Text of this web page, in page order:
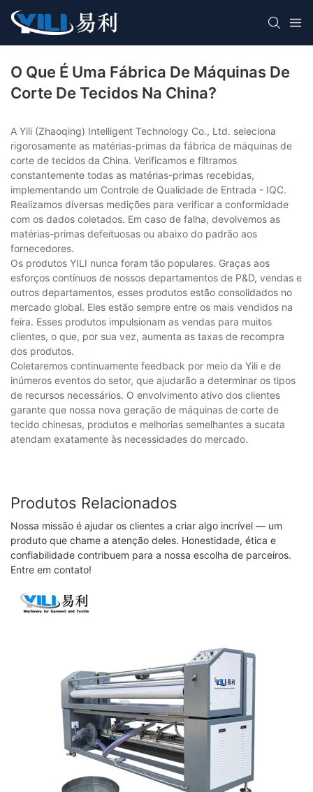
O Que É Uma Fábrica De Máquinas De
Corte De Tecidos Na China?
A Yili (Zhaoqing) Intelligent Technology Co., Ltd. seleciona
rigorosamente as matérias-primas da fábrica de máquinas de
corte de tecidos da China. Verificamos e filtramos
constantemente todas as matérias-primas recebidas,
implementando um Controle de Qualidade de Entrada - IQC.
Realizamos diversas medições para verificar a conformidade
com os dados coletados. Em caso de falha, devolvemos as
matérias-primas defeituosas ou abaixo do padrão aos
fornecedores.
Os produtos YILI nunca foram tão populares. Graças aos
esforços contínuos de nossos departamentos de P&D, vendas e
outros departamentos, esses produtos estão consolidados no
mercado global. Eles estão sempre entre os mais vendidos na
feira. Esses produtos impulsionam as vendas para muitos
clientes, o que, por sua vez, aumenta as taxas de recompra
dos produtos.
Coletaremos continuamente feedback por meio da Yili e de
inúmeros eventos do setor, que ajudarão a determinar os tipos
de recursos necessários. O envolvimento ativo dos clientes
garante que nossa nova geração de máquinas de corte de
tecido chinesas, produtos e melhorias semelhantes a sucata
atendam exatamente às necessidades do mercado.
Produtos Relacionados
Nossa missão é ajudar os clientes a criar algo incrível — um
produto que chame a atenção deles. Honestidade, ética e
confiabilidade contribuem para a nossa escolha de parceiros.
Entre em contato!